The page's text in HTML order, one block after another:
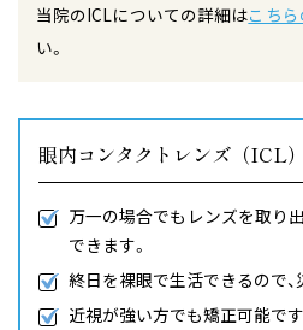
当院のICLについての詳細はこち
い。
眼内コンタクトレンズ（ICL
万一の場合でもレンズを取り
できます。
終日を裸眼で生活できるので、
近視が強い方でも矯正可能です